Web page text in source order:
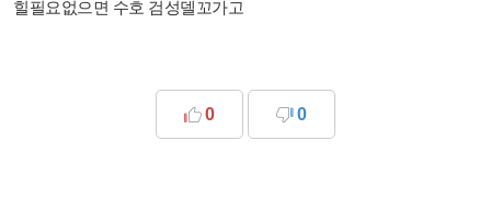
힐필요없으면 수호 검성델꼬가고
0 0